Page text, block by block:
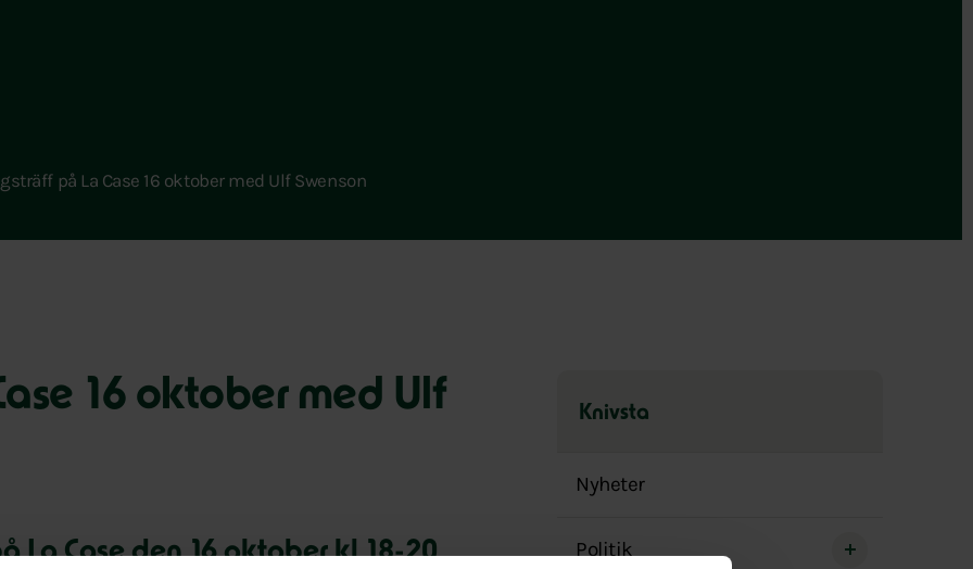
på La Case 16 oktober med Ulf Swenson
16 oktober med Ulf
La Case den 16 oktober kl 18-20
Knivsta
över
menyn
Nyheter
Politik